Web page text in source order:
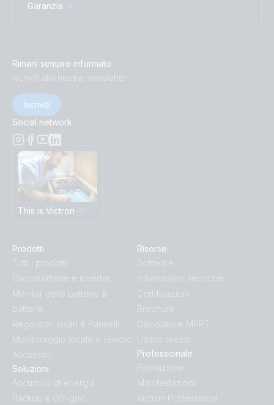
Garanzia
Rimani sempre informato
Iscriviti alla nostra newsletter
Iscriviti
Social network
This is Victron
Prodotti
Tutti i prodotti
Caricabatterie e inverter
Monitor delle batterie &
batterie
Regolatori solari & Pannelli
Monitoraggio locale e remoto
Accessori
Soluzioni
Accumulo di energia
Backup e Off-grid
Risorse
Software
Informazioni tecniche
Certificazioni
Brochure
Calcolatore MPPT
Listino prezzi
Professionale
Formazione
Manifestazioni
Victron Professional